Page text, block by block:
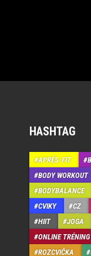
HASHTAG
APRÉS-FIT
BODY WORKOUT
BODYBALANCE
CVIKY
CZ
HIIT
JOGA
ONLINE TRÉNING
ROZCVIČKA